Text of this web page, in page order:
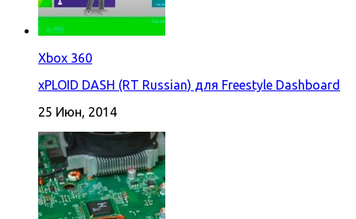
Xbox 360
xPLOID DASH (RT Russian) для Freestyle Dashboard
25 Июн, 2014